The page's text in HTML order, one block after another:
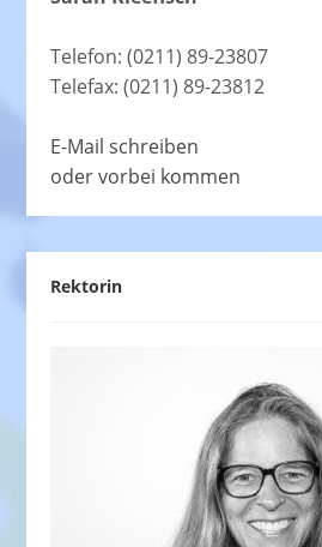
Telefon: (0211) 89-23807
Telefax: (0211) 89-23812
E-Mail schreiben
oder vorbei kommen
Rektorin